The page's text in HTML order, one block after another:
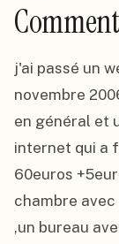
j'ai passé un
novembre
en général et
internet qui a
60euros
chambre
,un bureau